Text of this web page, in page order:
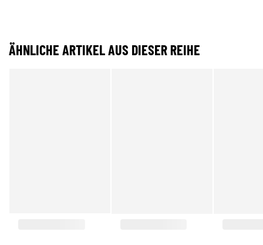
ÄHNLICHE ARTIKEL AUS DIESER REIHE